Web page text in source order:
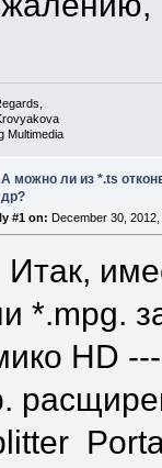
Multimedia
А можно ли из *.ts
др?
#1 on: December 30, 2012,
*.mpg.
HD